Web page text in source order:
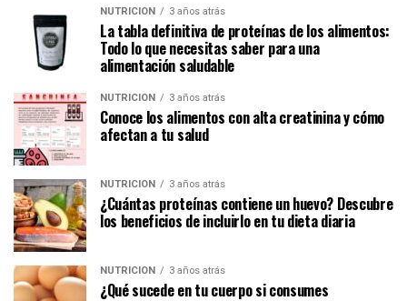
NUTRICIÓN 3 años atrás
La tabla definitiva de proteínas de los alimentos:
Todo lo que necesitas saber para una
alimentación saludable
NUTRICIÓN 3 años atrás
Conoce los alimentos con alta creatinina y cómo
afectan a tu salud
NUTRICIÓN 3 años atrás
¿Cuántas proteínas contiene un huevo? Descubre
los beneficios de incluirlo en tu dieta diaria
NUTRICIÓN 3 años atrás
¿Qué sucede en tu cuerpo si consumes